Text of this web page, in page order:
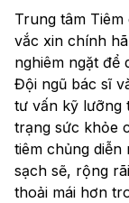
Trung tâm
vắc xin chính
nghiêm ngặt để
Đội ngũ bác sĩ
tư vấn kỹ lưỡng
trạng sức khỏe
tiêm chủng diễn
sạch sẽ, rộng
thoải mái hơn